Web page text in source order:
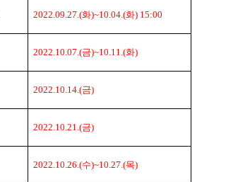
2022.09.27.(화)~10.04.(화) 15:00
2022.10.07.(금)~10.11.(화)
2022.10.14.(금)
2022.10.21.(금)
2022.10.26.(수)~10.27.(목)